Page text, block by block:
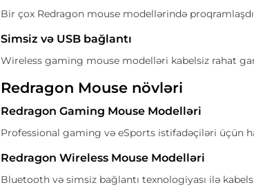
Bir çox Redragon mouse modellərində
Simsiz və USB bağlantı
Wireless gaming mouse modelləri kabelsiz rahat
Redragon Mouse növləri
Redragon Gaming Mouse Modelləri
Professional gaming və eSports istifadəçiləri üçün
Redragon Wireless Mouse Modelləri
Bluetooth və simsiz bağlantı texnologiyası ilə